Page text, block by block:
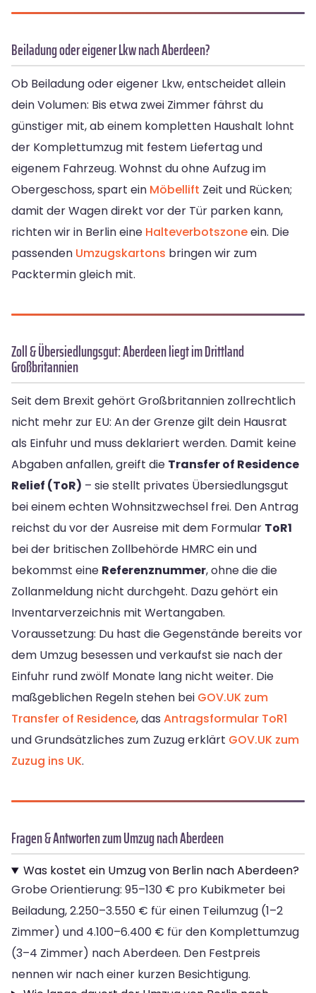
Beiladung oder eigener Lkw nach Aberdeen?
Ob Beiladung oder eigener Lkw, entscheidet allein
dein Volumen: Bis etwa zwei Zimmer fährst du
günstiger mit, ab einem kompletten Haushalt lohnt
der Komplettumzug mit festem Liefertag und
eigenem Fahrzeug. Wohnst du ohne Aufzug im
Obergeschoss, spart ein Möbellift Zeit und Rücken;
damit der Wagen direkt vor der Tür parken kann,
richten wir in Berlin eine Halteverbotszoneein. Die
passenden Umzugskartons bringen wir zum
Packtermin gleich mit.
Zoll & Übersiedlungsgut: Aberdeen liegt im Drittland
Großbritannien
Seit dem Brexit gehört Großbritannien zollrechtlich
nicht mehr zur EU: An der Grenze gilt dein Hausrat
als Einfuhr und muss deklariert werden. Damit keine
Abgaben anfallen, greift die Transfer of Residence
Relief (ToR) – sie stellt privates Übersiedlungsgut
bei einem echten Wohnsitzwechsel frei. Den Antrag
reichst du vor der Ausreise mit dem Formular ToR1
bei der britischen Zollbehörde HMRC ein und
bekommst eine Referenznummer, ohne die die
Zollanmeldung nicht durchgeht. Dazu gehört ein
Inventarverzeichnis mit Wertangaben.
Voraussetzung: Du hast die Gegenstände bereits vor
dem Umzug besessen und verkaufst sie nach der
Einfuhr rund zwölf Monate lang nicht weiter. Die
maßgeblichen Regeln stehen bei GOV.UK zum
Transfer of Residence, das Antragsformular ToR1
und Grundsätzliches zum Zuzug erklärt GOV.UK zum
Zuzug ins UK.
Fragen & Antworten zum Umzug nach Aberdeen
Was kostet ein Umzug von Berlin nach Aberdeen?
Grobe Orientierung: 95–130 € pro Kubikmeter bei
Beiladung, 2.250–3.550 € für einen Teilumzug (1–2
Zimmer) und 4.100–6.400 € für den Komplettumzug
(3–4 Zimmer) nach Aberdeen. Den Festpreis
nennen wir nach einer kurzen Besichtigung.